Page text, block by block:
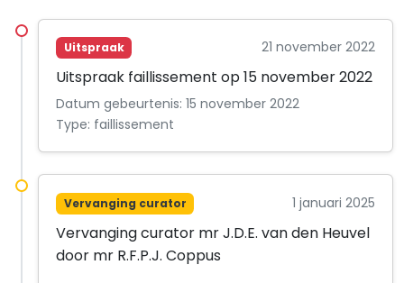
Uitspraak 21 november 2022
Uitspraak faillissement op 15 november 2022
Datum gebeurtenis: 15 november 2022
Type: faillissement
Vervanging curator 1 januari 2025
Vervanging curator mr J.D.E. van den Heuvel
door mr R.F.P.J. Coppus